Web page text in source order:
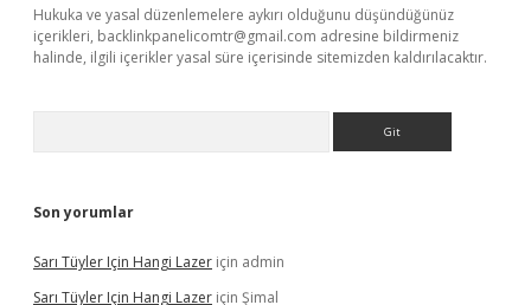
Hukuka ve yasal düzenlemelere aykırı olduğunu düşündüğünüz
içerikleri, backlinkpanelicomtr@gmail.com adresine bildirmeniz
halinde, ilgili içerikler yasal süre içerisinde sitemizden kaldırılacaktır.
Son yorumlar
Sarı Tüyler Için Hangi Lazer için admin
Sarı Tüyler Için Hangi Lazer için Şimal